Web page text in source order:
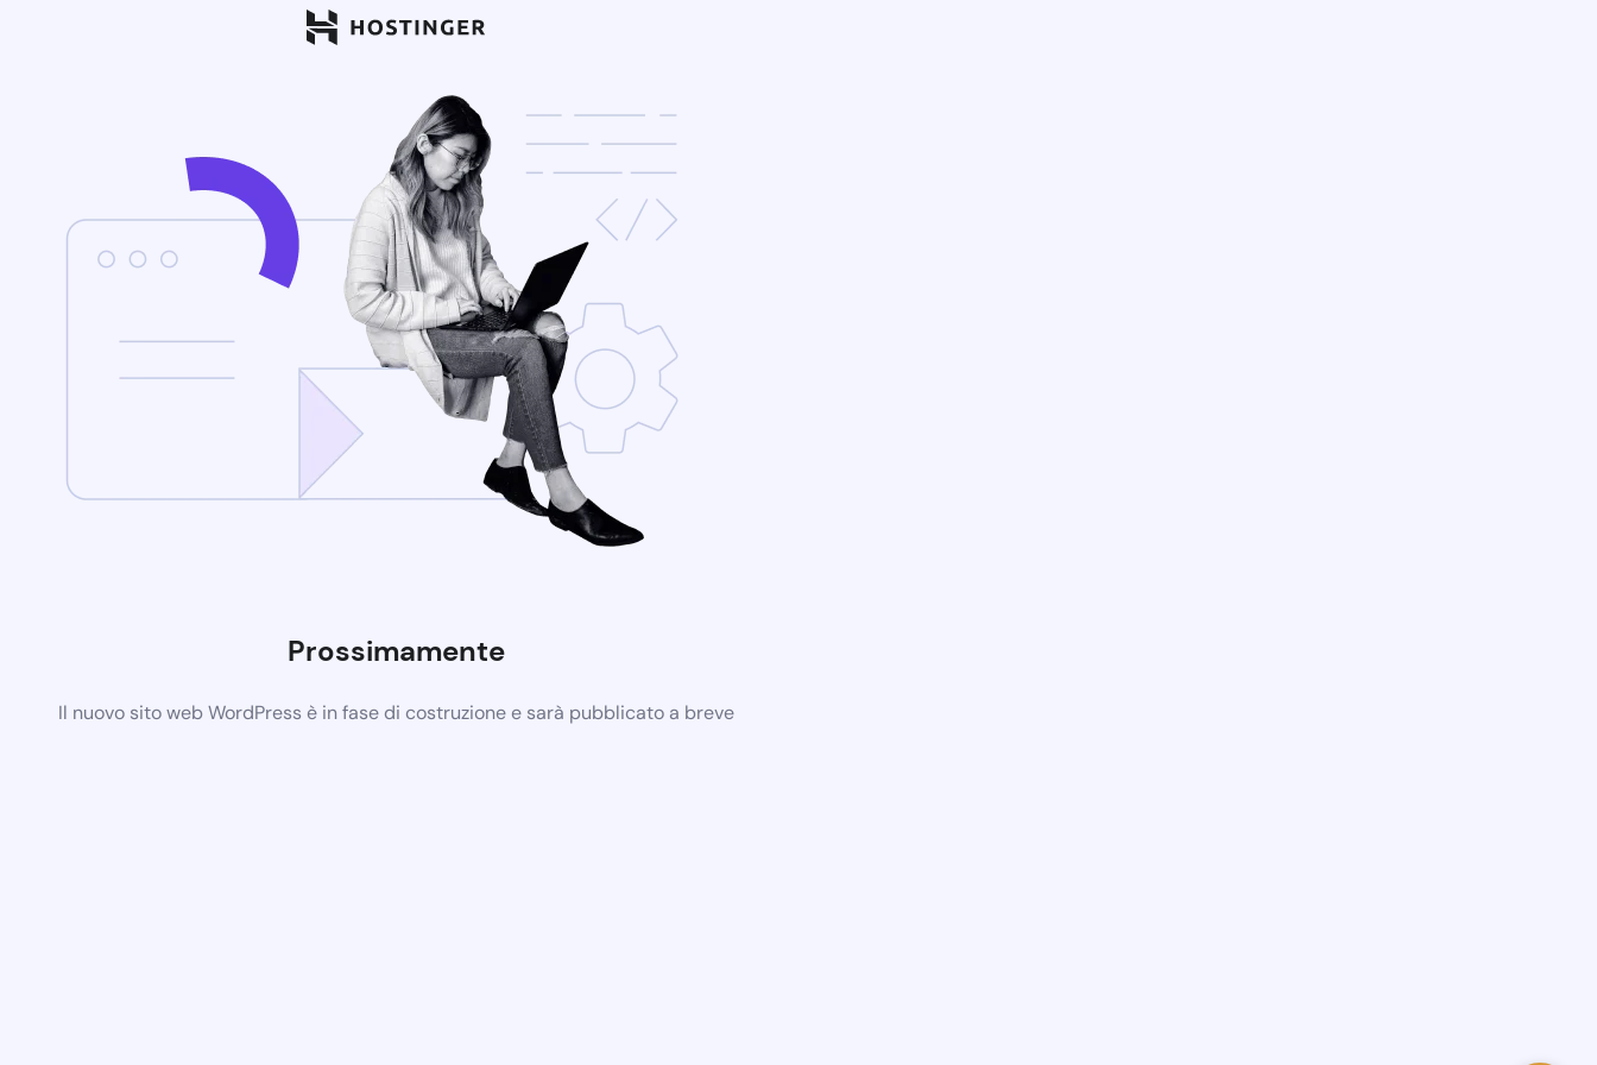
Prossimamente
Il nuovo sito web WordPress è in fase di costruzione e sarà pubblicato a breve